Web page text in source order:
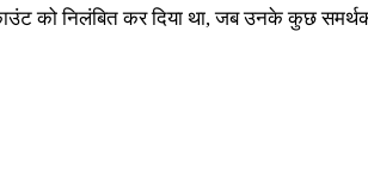
निलंबित कर दिया था, जब उनके कुछ समर्थक